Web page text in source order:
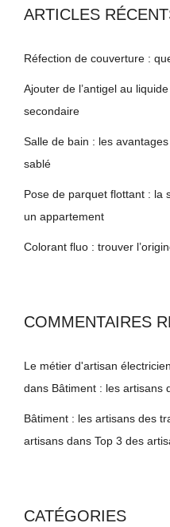
ARTICLES
Réfection de couverture :
Ajouter de l’antigel au
secondaire
Salle de bain : les
sablé
Pose de parquet flottant : la
un appartement
Colorant fluo : trouver
COMMENTAIRES
Le métier d'artisan
dans Bâtiment : les
Bâtiment : les artisans des
artisans dans Top 3 des
CATÉGORIES